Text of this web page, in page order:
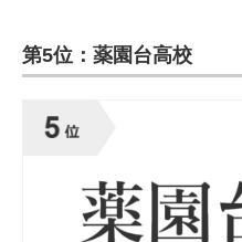
第5位：薬園台高校